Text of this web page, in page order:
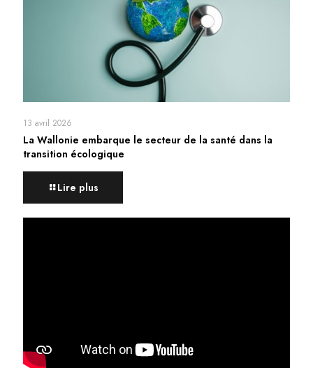
13 avril 2026
La Wallonie embarque le secteur de la santé dans la
transition écologique
Lire plus